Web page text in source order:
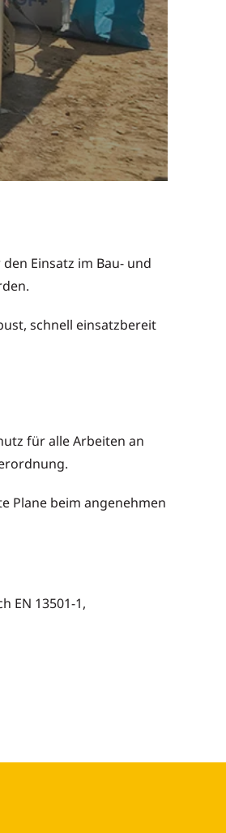
Einsatz im Bau- und
schnell einsatzbereit
für alle Arbeiten an
Plane beim angenehmen
EN 13501-1,